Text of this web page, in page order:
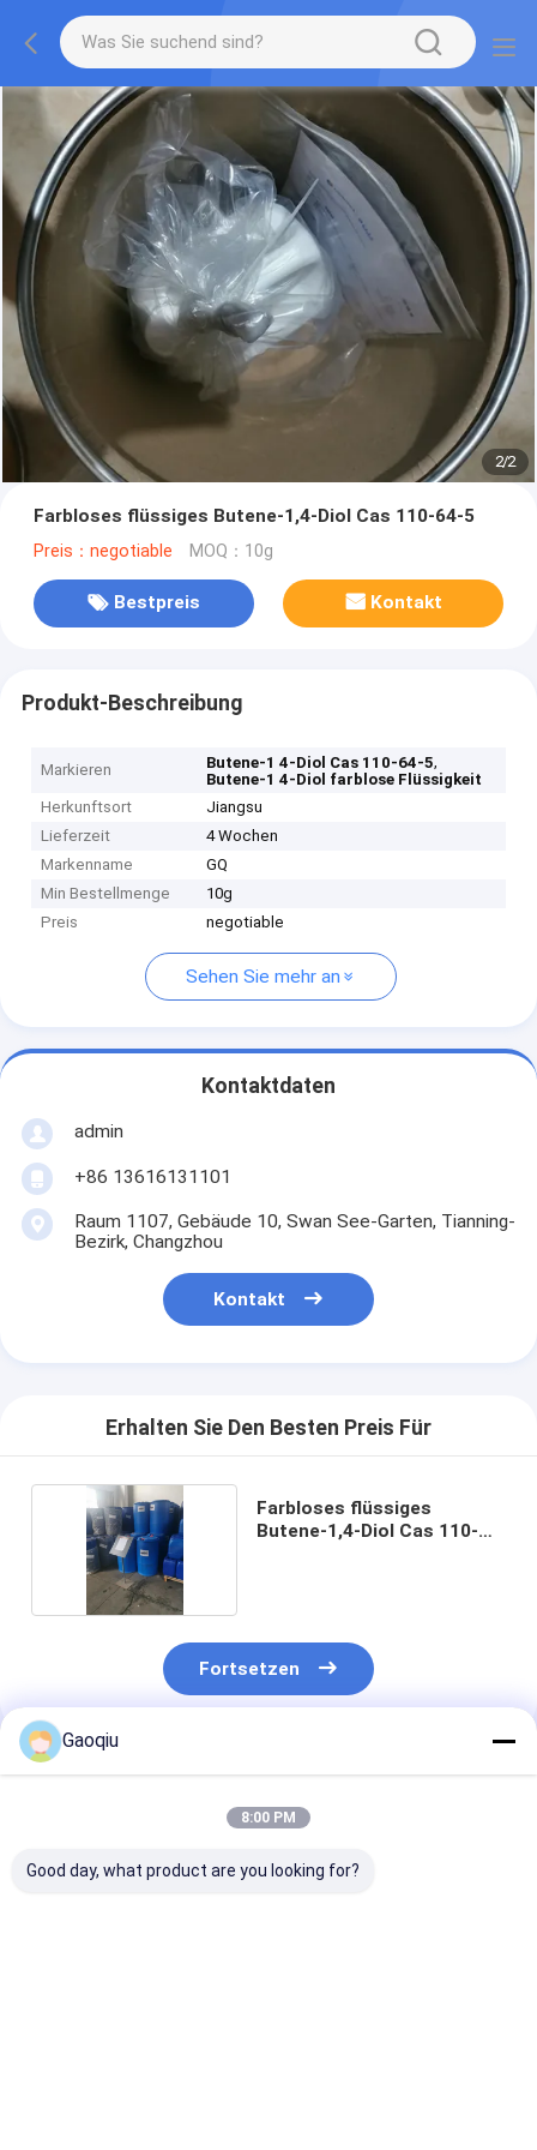
2/2
Farbloses flüssiges Butene-1,4-Diol Cas 110-64-5
Preis：negotiable MOQ：10g
Bestpreis Kontakt
Produkt-Beschreibung
Markieren Butene-1 4-Diol Cas 110-64-5,
Butene-1 4-Diol farblose Flüssigkeit
Herkunftsort
Jiangsu
Lieferzeit
4 Wochen
Markenname
GQ
Min Bestellmenge
10g
Preis
negotiable
Sehen Sie mehr an
Kontaktdaten
admin
+86 13616131101
Raum 1107, Gebäude 10, Swan See-Garten, Tianning-
Bezirk, Changzhou
Kontakt
Erhalten Sie Den Besten Preis Für
Farbloses flüssiges
Butene-1,4-Diol Cas 110-
Fortsetzen
Empfohlene Produkte
Gaoqiu
8:00 PM
Good day, what product are you looking for?